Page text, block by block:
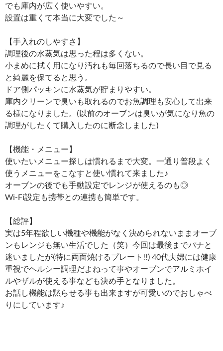
でも庫内が広く使いやすい。
設置は重くて本当に大変でした～
【手入れのしやすさ】
調理後の水蒸気は思った程は多くない。
小まめに拭く用になり汚れも毎回落ちるので長い目で見る
と綺麗を保てると思う。
ドア側パッキンに水蒸気が貯まりやすい。
庫内クリーンで臭いも取れるのでお魚調理も安心して出来
る様になりました。(以前のオーブンは臭いが気になり魚の
調理がしたくて購入したのに断念しました)
【機能・メニュー】
使いたいメニュー探しは慣れるまで大変。一通り普段よく
使うメニューをこなすと使い慣れて来ました♪
オーブンの後でも手動設定でレンジが使えるのも◎
Wi-Fi設定も携帯との連携も簡単です。
【総評】
実は5年程欲しい機種や機能がなく決められないままオーブ
ンもレンジも無い生活でした（笑）今回は最後までパナと
迷いましたが(特に両面焼けるプレート!!) 40代夫婦には健康
重視でヘルシー調理だよねって事やオーブンでアルミホイ
ルやザルが使える事なども決め手となりました。
お話し機能は黙らせる事も出来ますが可愛いのでおしゃべ
りにしています♪